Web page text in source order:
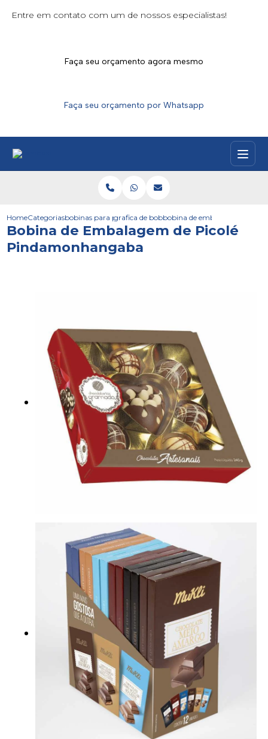
Entre em contato com um de nossos especialistas!
Faça seu orçamento agora mesmo
Faça seu orçamento por Whatsapp
HomeCategoriasbobinas para picolesgrafica de bobinas de picoles
bobina de embalagem de
Bobina de Embalagem de Picolé
Pindamonhangaba